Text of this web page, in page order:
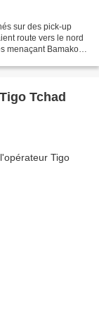
sur des pick-up
route vers le nord
menaçant Bamako.
Tchad